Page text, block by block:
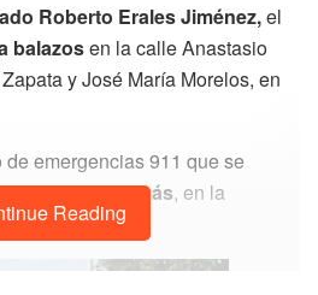
Roberto Erales Jiménez,el
balazosen la calle Anastasio
y José María Morelos, en
emergencias 911 que se
personas más, en la
Reading